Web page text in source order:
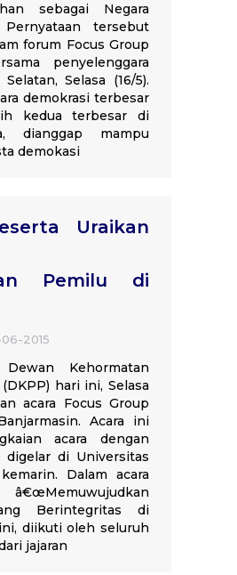
sebagai Negara
tersebut
forum Focus Group
penyelenggara
Selasa (16/5).
demokrasi terbesar
kedua terbesar di
dianggap mampu
demokasi
Uraikan
Pemilu di
06-2015
Kehormatan
hari ini, Selasa
acara Focus Group
Acara ini
acara dengan
digelar di Universitas
Dalam acara
Berintegritas di
diikuti oleh seluruh
jajaran